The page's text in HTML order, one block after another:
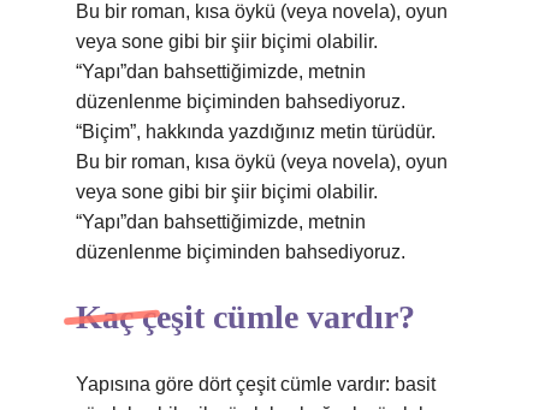
Bu bir roman, kısa öykü (veya novela), oyun
veya sone gibi bir şiir biçimi olabilir.
“Yapı”dan bahsettiğimizde, metnin
düzenlenme biçiminden bahsediyoruz.
“Biçim”, hakkında yazdığınız metin türüdür.
Bu bir roman, kısa öykü (veya novela), oyun
veya sone gibi bir şiir biçimi olabilir.
“Yapı”dan bahsettiğimizde, metnin
düzenlenme biçiminden bahsediyoruz.
Kaç çeşit cümle vardır?
Yapısına göre dört çeşit cümle vardır: basit